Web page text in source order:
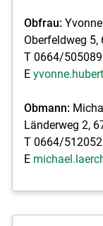
Obfrau:
Oberfeldweg 5,
T 0664/
E
Obmann:
Länderweg 2,
T 0664/
E